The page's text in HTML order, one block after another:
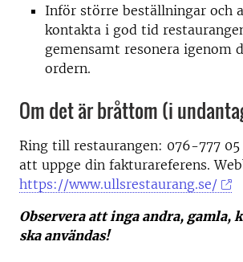
Inför större beställningar och
kontakta i god tid
gemensamt resonera igenom
ordern.
Om det är bråttom (i
Ring till restaurangen: 076-777
att uppge din fakturareferens.
https://www.ullsrestaurang.se/
Observera att inga andra, gamla,
ska användas!